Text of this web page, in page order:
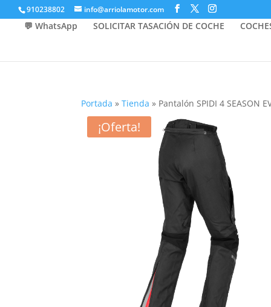
910238802 info@arriolamotor.com
💬 WhatsApp SOLICITAR TASACIÓN DE COCHE
Portada »Tienda » Pantalón SPIDI 4 SEASON
¡Oferta!